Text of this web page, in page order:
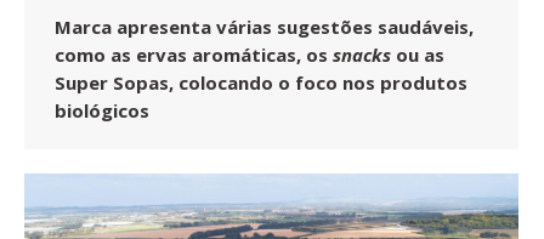
Marca apresenta várias sugestões saudáveis,
como as ervas aromáticas, os snacks ou as
Super Sopas, colocando o foco nos produtos
biológicos